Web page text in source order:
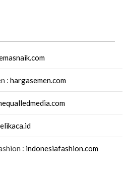
: hargasemen.com
: indonesiafashion.com